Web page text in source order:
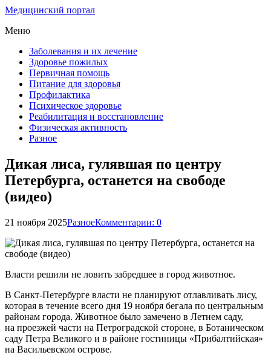
Медицинский портал
Меню
Заболевания и их лечение
Здоровье пожилых
Первичная помощь
Питание для здоровья
Профилактика
Психическое здоровье
Реабилитация и восстановление
Физическая активность
Разное
Дикая лиса, гулявшая по центру
Петербурга, останется на свободе
(видео)
21 ноября 2025РазноеКомментарии: 0
Власти решили не ловить забредшее в город животное.
В Санкт-Петербурге власти не планируют отлавливать лису,
которая в течение всего дня 19 ноября бегала по центральным
районам города. Животное было замечено в Летнем саду,
на проезжей части на Петроградской стороне, в Ботаническом
саду Петра Великого и в районе гостиницы «Прибалтийская»
на Васильевском острове.